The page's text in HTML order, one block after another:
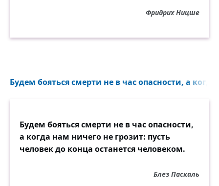
Фридрих Ницше
Будем бояться смерти не в час опасности, а
Будем бояться смерти не в час опасности,
а когда нам ничего не грозит: пусть
человек до конца останется человеком.
Блез Паскаль